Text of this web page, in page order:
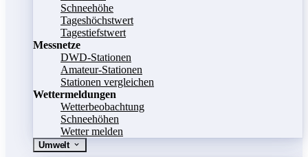
Schneehöhe
Tageshöchstwert
Tagestiefstwert
Messnetze
DWD-Stationen
Amateur-Stationen
Stationen vergleichen
Wettermeldungen
Wetterbeobachtung
Schneehöhen
Wetter melden
Umwelt